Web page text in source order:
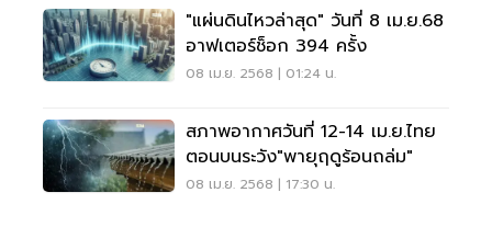
"แผ่นดินไหวล่าสุด" วันที่ 8 เม.ย.68
อาฟเตอร์ช็อก 394 ครั้ง
08 เม.ย. 2568 | 01:24 น.
สภาพอากาศวันที่ 12-14 เม.ย.ไทย
ตอนบนระวัง"พายุฤดูร้อนถล่ม"
08 เม.ย. 2568 | 17:30 น.